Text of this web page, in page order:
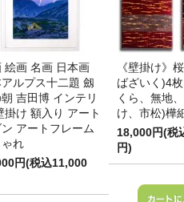
絵画 名画 日本画
アルプス十二題 劔
吉田博 インテリ
掛け 額入り アート
アートフレーム
れ
円(税込11,000
《壁掛け》
ばざいく)4
くら、無地
け、市松)樺
18,000円(税
円)